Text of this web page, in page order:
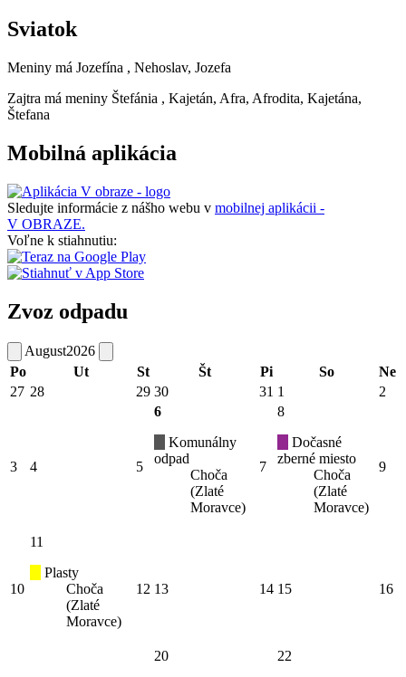
Sviatok
Meniny má Jozefína , Nehoslav, Jozefa
Zajtra má meniny Štefánia , Kajetán, Afra, Afrodita, Kajetána,
Štefana
Mobilná aplikácia
Sledujte informácie z nášho webu v mobilnej aplikácii -
V OBRAZE.
Voľne k stiahnutiu:
Zvoz odpadu
August2026
Po
Ut St Št Pi So
Ne
27 28 29 30 31 1 2
3 4 5
6
Komunálny
odpad
Choča
(Zlaté
Moravce)
7
8
Dočasné
zberné miesto
Choča
(Zlaté
Moravce)
9
10
11
Plasty
Choča
(Zlaté
Moravce)
12 13 14 15 16
20 22